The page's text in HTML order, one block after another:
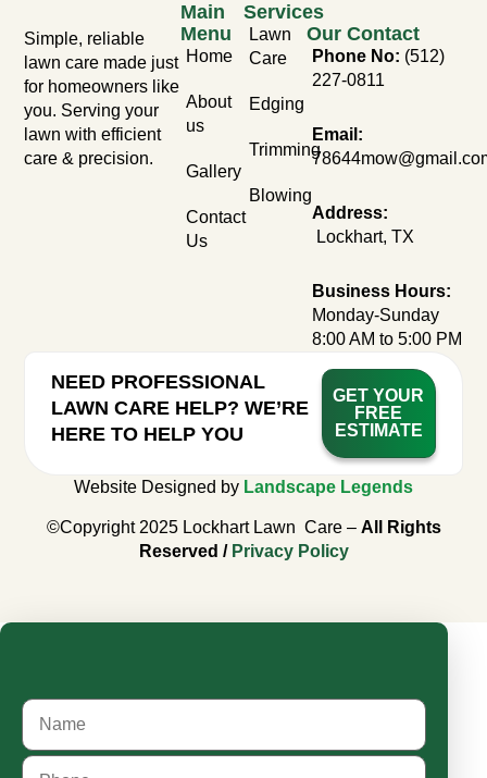
Simple, reliable
lawn care made just
for homeowners like
you. Serving your
lawn with efficient
care & precision.
Main
Menu
Home
About
us
Gallery
Contact
Us
Services
Lawn
Care
Edging
Trimming
Blowing
Our Contact
Phone No: (512)
227-0811
Email:
Address:
Lockhart, TX
Business Hours:
Monday-Sunday
8:00 AM to 5:00 PM
NEED PROFESSIONAL
LAWN CARE HELP? WE’RE
HERE TO HELP YOU
GET YOUR
FREE
ESTIMATE
Website Designed by Landscape Legends
©Copyright 2025 Lockhart Lawn Care – All Rights
Reserved / Privacy Policy